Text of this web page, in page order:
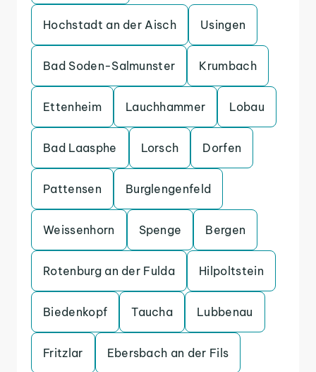
Hochstadt an der Aisch Usingen
Bad Soden-Salmunster Krumbach
Ettenheim Lauchhammer Lobau
Bad Laasphe Lorsch Dorfen
Pattensen Burglengenfeld
Weissenhorn Spenge Bergen
Rotenburg an der Fulda Hilpoltstein
Biedenkopf Taucha Lubbenau
Fritzlar Ebersbach an der Fils